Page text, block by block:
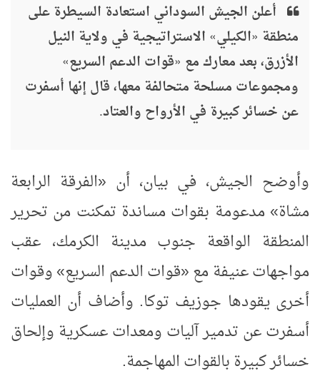
أعلن الجيش السوداني استعادة السيطرة على
منطقة «الكيلي» الاستراتيجية في ولاية النيل
الأزرق، بعد معارك مع «قوات الدعم السريع»
ومجموعات مسلحة متحالفة معها، قال إنها أسفرت
عن خسائر كبيرة في الأرواح والعتاد.
وأوضح الجيش، في بيان، أن «الفرقة الرابعة
مشاة» مدعومة بقوات مساندة تمكنت من تحرير
المنطقة الواقعة جنوب مدينة الكرمك، عقب
مواجهات عنيفة مع «قوات الدعم السريع» وقوات
أخرى يقودها جوزيف توكا. وأضاف أن العمليات
أسفرت عن تدمير آليات ومعدات عسكرية وإلحاق
خسائر كبيرة بالقوات المهاجمة.